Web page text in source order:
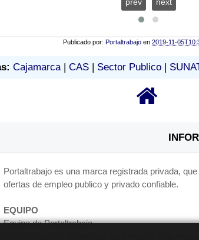
Publicado por: Portaltrabajo en 2019-11-
Cajamarca | CAS | Sector Publico |
Portaltrabajo es una marca registrada privada,
ofertas de empleo publico y privado confiable.
EQUIPO
Equipo de Portaltrabajo.